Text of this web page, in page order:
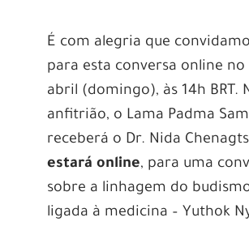
É com alegria que
para esta conversa online no
abril (domingo), às 14h BRT.
anfitrião, o Lama Padma
receberá o Dr. Nida
estará online, para uma
sobre a linhagem do
ligada à medicina – Yuthok